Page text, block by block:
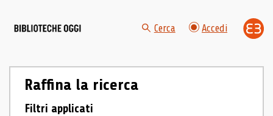
Cerca Accedi
Raffina la ricerca
Filtri applicati